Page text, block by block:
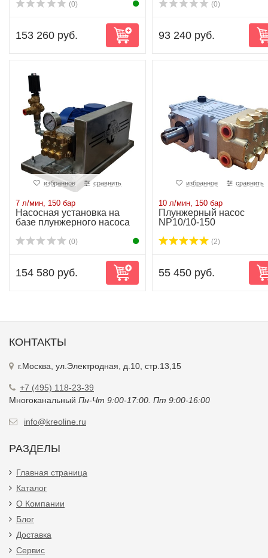
(0)
153 260 руб.
(0)
93 240 руб.
избранное сравнить
7 л/мин, 150 бар
Насосная установка на
базе плунжерного насоса
(0)
154 580 руб.
избранное сравнить
10 л/мин, 150 бар
Плунжерный насос
NP10/10-150
(2)
55 450 руб.
КОНТАКТЫ
г.Москва, ул.Электродная, д.10, стр.13,15
+7 (495) 118-23-39
Многоканальный Пн-Чт 9:00-17:00. Пт 9:00-16:00
info@kreoline.ru
РАЗДЕЛЫ
Главная страница
Каталог
О Компании
Блог
Доставка
Сервис